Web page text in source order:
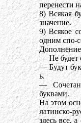
перенести
8) Всякая
значение.
9) Всякое
одним спо-
— Не будет
— Будут
ь.
—
буквами.
На этом
латинско-
здесь все,